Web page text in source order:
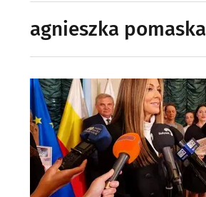
agnieszka pomaska